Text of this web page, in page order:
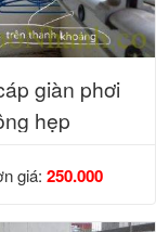
giàn phơi
hẹp
giá: 250.000